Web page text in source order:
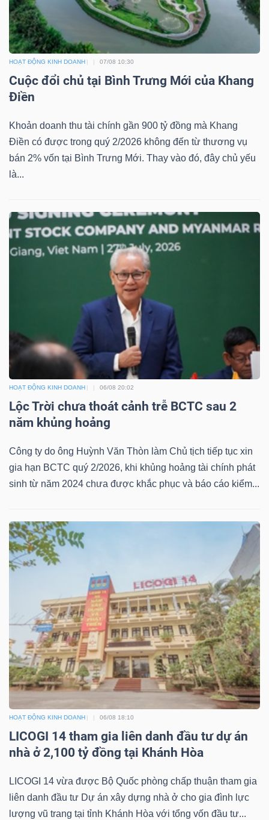
HOẠT ĐỘNG KINH DOANH 07/08 10:30
Cuộc đổi chủ tại Bình Trưng Mới của Khang
Điền
Khoản doanh thu tài chính gần 900 tỷ đồng mà Khang
Điền có được trong quý 2/2026 không đến từ thương vụ
bán 2% vốn tại Bình Trưng Mới. Thay vào đó, đây chủ yếu
là...
HOẠT ĐỘNG KINH DOANH 06/08 20:02
Lộc Trời chưa thoát cảnh trễ BCTC sau 2
năm khủng hoảng
Công ty do ông Huỳnh Văn Thòn làm Chủ tịch tiếp tục xin
gia hạn BCTC quý 2/2026, khi khủng hoảng tài chính phát
sinh từ năm 2024 chưa được khắc phục và báo cáo kiểm...
HOẠT ĐỘNG KINH DOANH 06/08 18:10
LICOGI 14 tham gia liên danh đầu tư dự án
nhà ở 2,100 tỷ đồng tại Khánh Hòa
LICOGI 14 vừa được Bộ Quốc phòng chấp thuận tham gia
liên danh đầu tư Dự án xây dựng nhà ở cho gia đình lực
lượng vũ trang tại tỉnh Khánh Hòa với tổng vốn đầu tư...